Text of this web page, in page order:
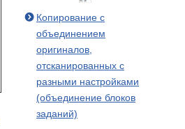
Копирование с
объединением
оригиналов,
отсканированных с
разными настройками
(объединение блоков
заданий)